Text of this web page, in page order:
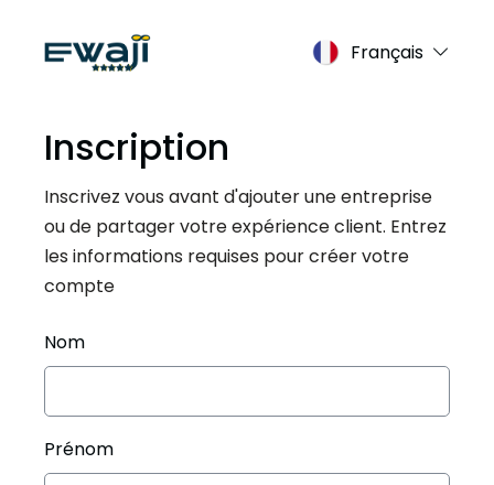
Français
Inscription
Inscrivez vous avant d'ajouter une entreprise
ou de partager votre expérience client. Entrez
les informations requises pour créer votre
compte
Nom
Prénom